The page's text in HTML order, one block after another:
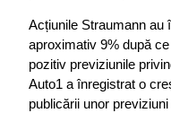
Acțiunile Straumann au
aproximativ 9% după
pozitiv previziunile
Auto1 a înregistrat o
publicării unor